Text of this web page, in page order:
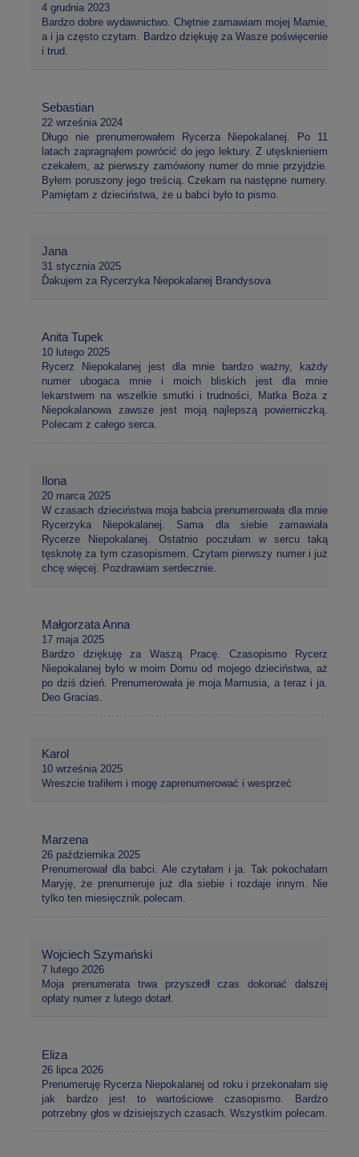
4 grudnia 2023
Bardzo dobre wydawnictwo. Chętnie zamawiam mojej Mamie,
a i ja często czytam. Bardzo dziękuję za Wasze poświęcenie
i trud.
Sebastian
22 września 2024
Długo nie prenumerowałem Rycerza Niepokalanej. Po 11
latach zapragnąłem powrócić do jego lektury. Z utęsknieniem
czekałem, aż pierwszy zamówiony numer do mnie przyjdzie.
Byłem poruszony jego treścią. Czekam na następne numery.
Pamiętam z dzieciństwa, że u babci było to pismo.
Jana
31 stycznia 2025
Ďakujem za Rycerzyka Niepokalanej Brandysova
Anita Tupek
10 lutego 2025
Rycerz Niepokalanej jest dla mnie bardzo ważny, każdy
numer ubogaca mnie i moich bliskich jest dla mnie
lekarstwem na wszelkie smutki i trudności, Matka Boża z
Niepokalanowa zawsze jest moją najlepszą powierniczką.
Polecam z całego serca.
Ilona
20 marca 2025
W czasach dzieciństwa moja babcia prenumerowała dla mnie
Rycerzyka Niepokalanej. Sama dla siebie zamawiała
Rycerze Niepokalanej. Ostatnio poczułam w sercu taką
tęsknotę za tym czasopismem. Czytam pierwszy numer i już
chcę więcej. Pozdrawiam serdecznie.
Małgorzata Anna
17 maja 2025
Bardzo dziękuję za Waszą Pracę. Czasopismo Rycerz
Niepokalanej było w moim Domu od mojego dzieciństwa, aż
po dziś dzień. Prenumerowała je moja Mamusia, a teraz i ja.
Deo Gracias.
Karol
10 września 2025
Wreszcie trafiłem i mogę zaprenumerować i wesprzeć
Marzena
26 października 2025
Prenumerował dla babci. Ale czytałam i ja. Tak pokochałam
Maryję, że prenumeruje już dla siebie i rozdaje innym. Nie
tylko ten miesięcznik.polecam.
Wojciech Szymański
7 lutego 2026
Moja prenumerata trwa przyszedł czas dokonać dalszej
opłaty numer z lutego dotarł.
Eliza
26 lipca 2026
Prenumeruję Rycerza Niepokalanej od roku i przekonałam się
jak bardzo jest to wartościowe czasopismo. Bardzo
potrzebny głos w dzisiejszych czasach. Wszystkim polecam.